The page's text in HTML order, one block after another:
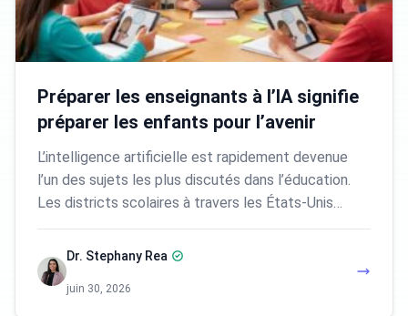
Préparer les enseignants à l’IA signifie
préparer les enfants pour l’avenir
L’intelligence artificielle est rapidement devenue
l’un des sujets les plus discutés dans l’éducation.
Les districts scolaires à travers les États-Unis…
Dr. Stephany Rea
juin 30, 2026